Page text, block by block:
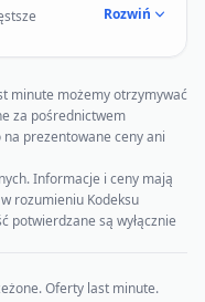
Rozwiń
minute możemy otrzymywać
za pośrednictwem
prezentowane ceny ani
Informacje i ceny mają
rozumieniu Kodeksu
potwierdzane są wyłącznie
Oferty last minute.